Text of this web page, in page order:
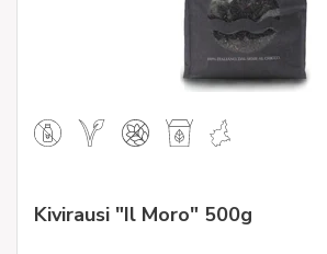
Kivirausi "Il Moro" 500g